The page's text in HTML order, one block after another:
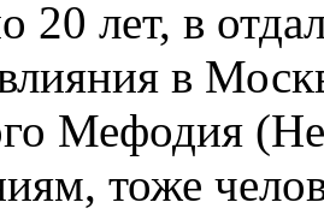
20 лет, в
в
Мефодия
тоже